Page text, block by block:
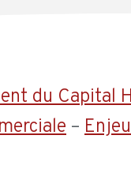
du Capital
–